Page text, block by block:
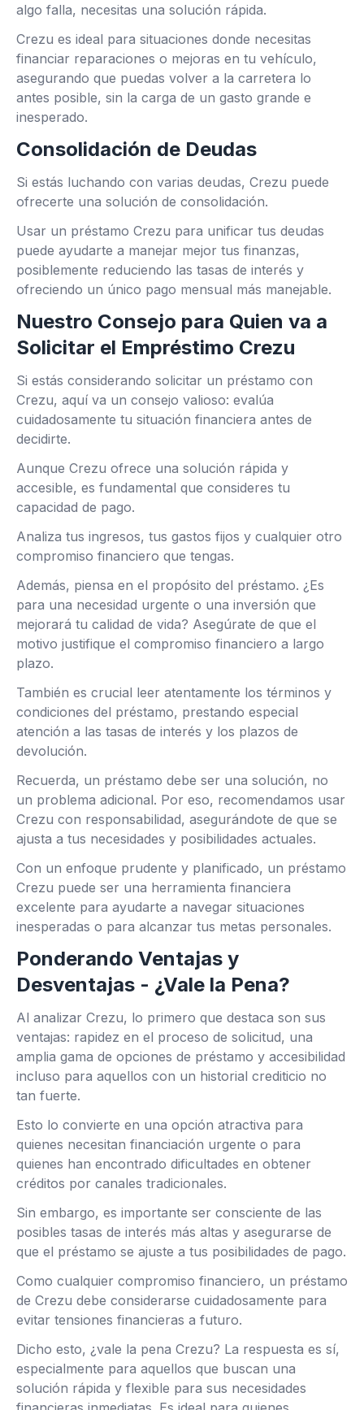
algo falla, necesitas una solución rápida.
Crezu es ideal para situaciones donde necesitas
financiar reparaciones o mejoras en tu vehículo,
asegurando que puedas volver a la carretera lo
antes posible, sin la carga de un gasto grande e
inesperado.
Consolidación de Deudas
Si estás luchando con varias deudas, Crezu puede
ofrecerte una solución de consolidación.
Usar un préstamo Crezu para unificar tus deudas
puede ayudarte a manejar mejor tus finanzas,
posiblemente reduciendo las tasas de interés y
ofreciendo un único pago mensual más manejable.
Nuestro Consejo para Quien va a
Solicitar el Empréstimo Crezu
Si estás considerando solicitar un préstamo con
Crezu, aquí va un consejo valioso: evalúa
cuidadosamente tu situación financiera antes de
decidirte.
Aunque Crezu ofrece una solución rápida y
accesible, es fundamental que consideres tu
capacidad de pago.
Analiza tus ingresos, tus gastos fijos y cualquier otro
compromiso financiero que tengas.
Además, piensa en el propósito del préstamo. ¿Es
para una necesidad urgente o una inversión que
mejorará tu calidad de vida? Asegúrate de que el
motivo justifique el compromiso financiero a largo
plazo.
También es crucial leer atentamente los términos y
condiciones del préstamo, prestando especial
atención a las tasas de interés y los plazos de
devolución.
Recuerda, un préstamo debe ser una solución, no
un problema adicional. Por eso, recomendamos usar
Crezu con responsabilidad, asegurándote de que se
ajusta a tus necesidades y posibilidades actuales.
Con un enfoque prudente y planificado, un préstamo
Crezu puede ser una herramienta financiera
excelente para ayudarte a navegar situaciones
inesperadas o para alcanzar tus metas personales.
Ponderando Ventajas y
Desventajas - ¿Vale la Pena?
Al analizar Crezu, lo primero que destaca son sus
ventajas: rapidez en el proceso de solicitud, una
amplia gama de opciones de préstamo y accesibilidad
incluso para aquellos con un historial crediticio no
tan fuerte.
Esto lo convierte en una opción atractiva para
quienes necesitan financiación urgente o para
quienes han encontrado dificultades en obtener
créditos por canales tradicionales.
Sin embargo, es importante ser consciente de las
posibles tasas de interés más altas y asegurarse de
que el préstamo se ajuste a tus posibilidades de pago.
Como cualquier compromiso financiero, un préstamo
de Crezu debe considerarse cuidadosamente para
evitar tensiones financieras a futuro.
Dicho esto, ¿vale la pena Crezu? La respuesta es sí,
especialmente para aquellos que buscan una
solución rápida y flexible para sus necesidades